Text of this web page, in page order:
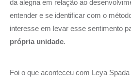
da alegria em relação ao
entender e se identificar com o
interesse em levar esse sentimento
própria unidade.
Foi o que aconteceu com Leya